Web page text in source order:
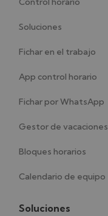
Soluciones
Fichar en el trabajo
App control horario
Fichar por WhatsApp
Gestor de vacaciones
Bloques horarios
Calendario de equipo
Soluciones